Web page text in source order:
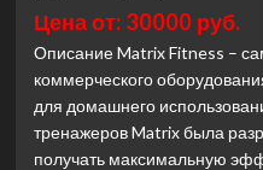
Fitness
E95S
(2023)
(Лучшая
цена)
Цена от: 30000 руб.
Описание Matrix Fitness –
коммерческого
для домашнего
тренажеров Matrix была
получать максимальную